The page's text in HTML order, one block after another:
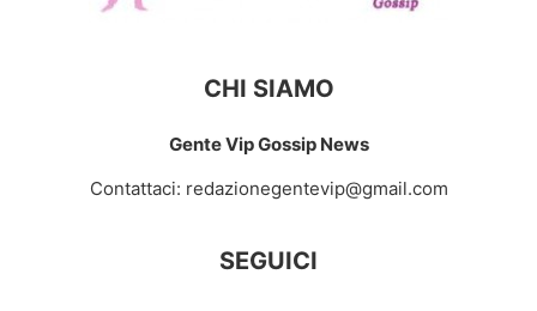
CHI SIAMO
Gente Vip Gossip News
Contattaci: redazionegentevip@gmail.com
SEGUICI